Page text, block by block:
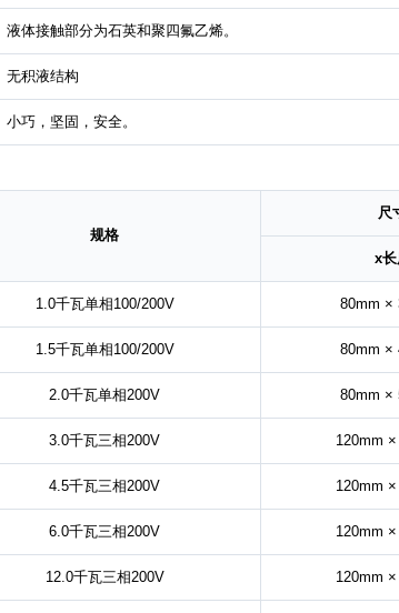
液体接触部分为石英和聚四氟乙烯。
无积液结构
小巧，坚固，安全。
规格
尺
x长
1.0千瓦单相100/200V 80mm ×
1.5千瓦单相100/200V 80mm ×
2.0千瓦单相200V 80mm ×
3.0千瓦三相200V 120mm
4.5千瓦三相200V 120mm
6.0千瓦三相200V 120mm
12.0千瓦三相200V 120mm